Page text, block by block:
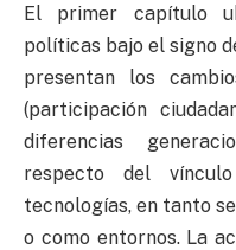
El primer capítulo
políticas bajo el signo
presentan los
(participación
diferencias
respecto del
tecnologías, en tanto
o como entornos. La